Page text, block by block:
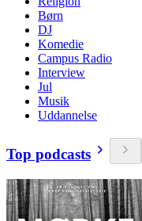
Børn
DJ
Komedie
Campus Radio
Interview
Jul
Musik
Uddannelse
Top podcasts